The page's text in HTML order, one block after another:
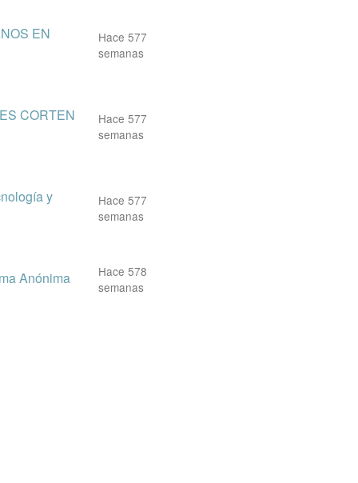
EN
Hace 577
semanas
CORTEN
Hace 577
semanas
y
Hace 577
semanas
Anónima
Hace 578
semanas